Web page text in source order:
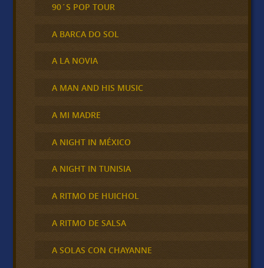
90´S POP TOUR
A BARCA DO SOL
A LA NOVIA
A MAN AND HIS MUSIC
A MI MADRE
A NIGHT IN MÉXICO
A NIGHT IN TUNISIA
A RITMO DE HUICHOL
A RITMO DE SALSA
A SOLAS CON CHAYANNE